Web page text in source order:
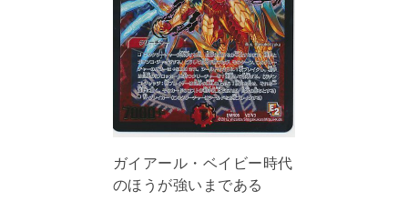
ガイアール・ベイビー時代
のほうが強いまである